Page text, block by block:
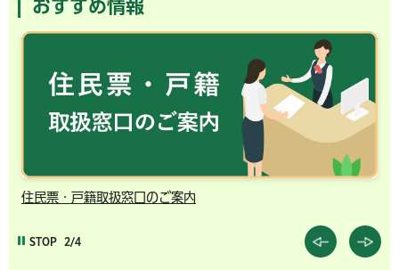
おすすめ情報
住民票・戸籍取扱窓口のご案内
STOP 2/4